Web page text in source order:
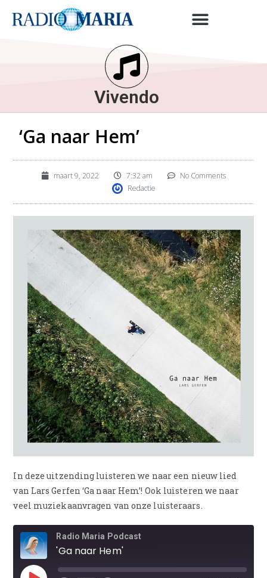
Vivendo
‘Ga naar Hem’
maart 9, 2022 7:32 am
No Comments
Redactie
In deze uitzending luisteren we naar een nieuw lied
van Lars Gerfen ‘Ga naar Hem’! Ook luisteren we naar
veel muziekaanvragen van onze luisteraars.
Radio Maria Podcast
'Ga naar Hem'